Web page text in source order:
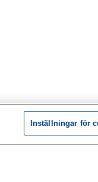
Inställningar för